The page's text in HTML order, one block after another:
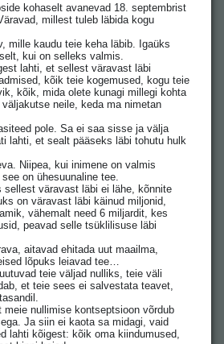
kohaselt avanevad 18. septembrist
millest tuleb läbida kogu
mille kaudu teie keha läbib. Igaüks
kui on selleks valmis.
lahti, et sellest väravast läbi
kõik teie kogemused, kogu teie
kõik, mida olete kunagi millegi kohta
neile, keda ma nimetan
pole. Sa ei saa sisse ja välja
lahti, et sealt pääseks läbi tohutu hulk
Niipea, kui inimene on valmis
on ühesuunaline tee.
sellest väravast läbi ei lähe, kõnnite
on väravast läbi käinud miljonid,
vähemalt need 6 miljardit, kes
peavad selle tsüklilisuse läbi
aitavad ehitada uut maailma,
lõpuks leiavad tee…
teie väljad nulliks, teie väli
et teie sees ei salvestata teavet,
nullimise kontseptsioon võrdub
Ja siin ei kaota sa midagi, vaid
lahti kõigest: kõik oma kiindumused,